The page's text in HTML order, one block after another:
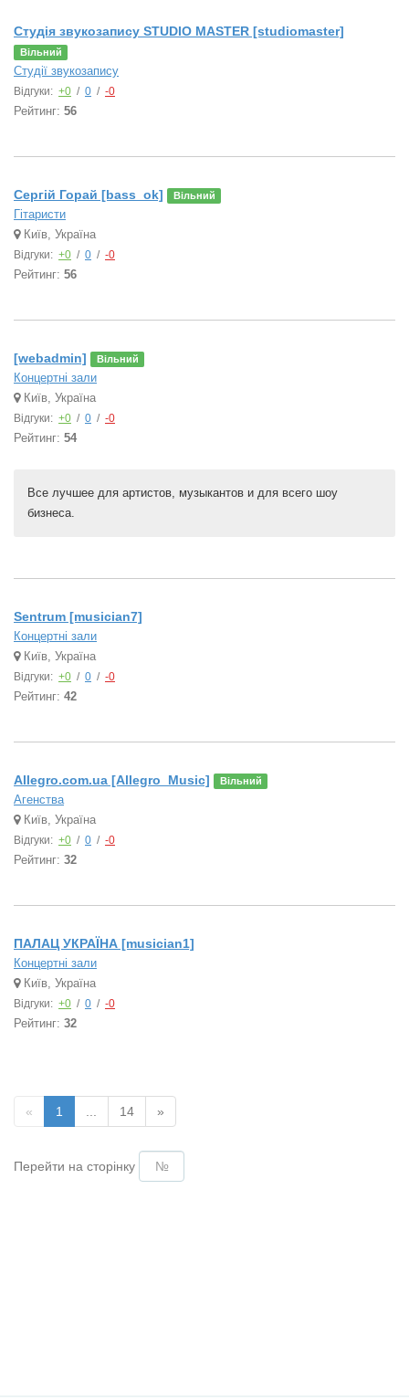
Студія звукозапису STUDIO MASTER [studiomaster]
Вільний
Студії звукозапису
Відгуки: +0 / 0 / -0
Рейтинг: 56
Сергій Горай [bass_ok] Вільний
Гітаристи
Київ, Україна
Відгуки: +0 / 0 / -0
Рейтинг: 56
[webadmin] Вільний
Концертні зали
Київ, Україна
Відгуки: +0 / 0 / -0
Рейтинг: 54
Все лучшее для артистов, музыкантов и для всего шоу
бизнеса.
Sentrum [musician7]
Концертні зали
Київ, Україна
Відгуки: +0 / 0 / -0
Рейтинг: 42
Allegro.com.ua [Allegro_Music] Вільний
Агенства
Київ, Україна
Відгуки: +0 / 0 / -0
Рейтинг: 32
ПАЛАЦ УКРАЇНА [musician1]
Концертні зали
Київ, Україна
Відгуки: +0 / 0 / -0
Рейтинг: 32
« 1 14 »
Перейти на сторінку